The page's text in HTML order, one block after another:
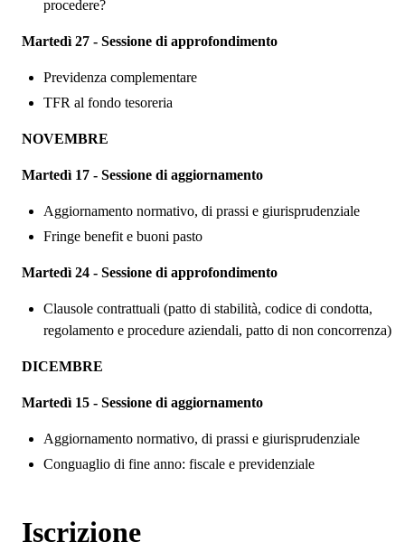
procedere?
Martedì 27 - Sessione di approfondimento
Previdenza complementare
TFR al fondo tesoreria
NOVEMBRE
Martedì 17 - Sessione di aggiornamento
Aggiornamento normativo, di prassi e giurisprudenziale
Fringe benefit e buoni pasto
Martedì 24 - Sessione di approfondimento
Clausole contrattuali (patto di stabilità, codice di condotta,
regolamento e procedure aziendali, patto di non concorrenza)
DICEMBRE
Martedì 15 - Sessione di aggiornamento
Aggiornamento normativo, di prassi e giurisprudenziale
Conguaglio di fine anno: fiscale e previdenziale
Iscrizione